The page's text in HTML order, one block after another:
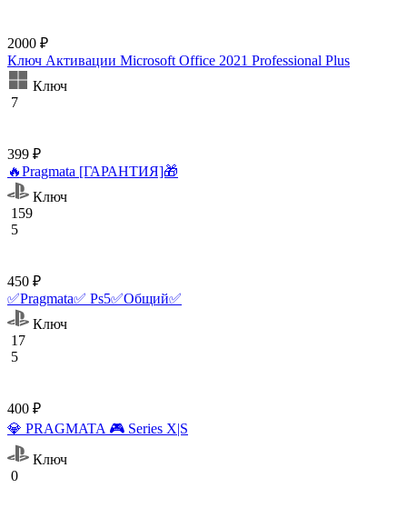
2000 ₽
Ключ Активации Microsoft Office 2021 Professional Plus
Ключ
7
399 ₽
🔥Pragmata [ГАРАНТИЯ]🎁
Ключ
159
5
450 ₽
✅Pragmata✅ Ps5✅Общий✅
Ключ
17
5
400 ₽
💎 PRAGMATA 🎮 Series X|S
Ключ
0